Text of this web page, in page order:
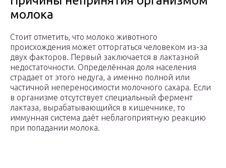
молока
Стоит отметить, что молоко животного
происхождения может отторгаться человеком из-за
двух факторов. Первый заключается в лактазной
недостаточности. Определённая доля населения
страдает от этого недуга, а именно полной или
частичной непереносимости молочного сахара. Если
в организме отсутствует специальный фермент
лактаза, вырабатывающийся в кишечнике, то
иммунная система даёт неблагоприятную реакцию
при попадании молока.